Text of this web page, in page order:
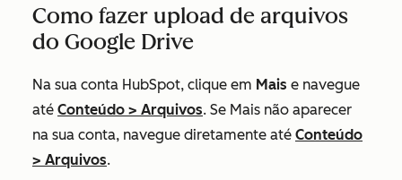
Como fazer upload de arquivos
do Google Drive
Na sua conta HubSpot, clique em Mais e navegue
até Conteúdo > Arquivos. Se Mais não aparecer
na sua conta, navegue diretamente até Conteúdo
> Arquivos.